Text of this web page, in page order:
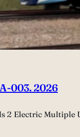
003. 2026
2 Electric